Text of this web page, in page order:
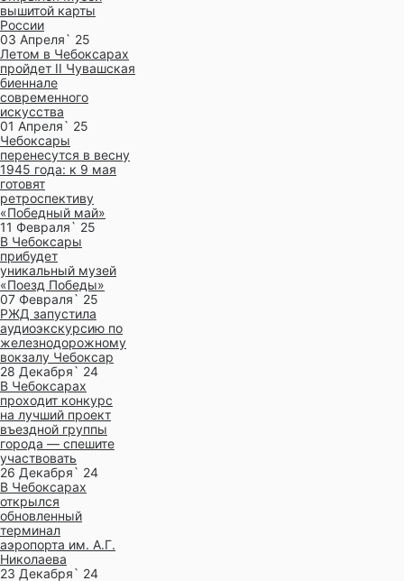
вышитой карты
России
03 Апреля` 25
Летом в Чебоксарах
пройдет II Чувашская
биеннале
современного
искусства
01 Апреля` 25
Чебоксары
перенесутся в весну
1945 года: к 9 мая
готовят
ретроспективу
«Победный май»
11 Февраля` 25
В Чебоксары
прибудет
уникальный музей
«Поезд Победы»
07 Февраля` 25
РЖД запустила
аудиоэкскурсию по
железнодорожному
вокзалу Чебоксар
28 Декабря` 24
В Чебоксарах
проходит конкурс
на лучший проект
въездной группы
города — спешите
участвовать
26 Декабря` 24
В Чебоксарах
открылся
обновленный
терминал
аэропорта им. А.Г.
Николаева
23 Декабря` 24